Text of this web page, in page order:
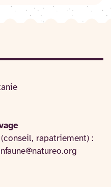
rapatriement) :